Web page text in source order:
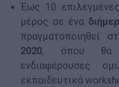
Έως 10
μέρος σε ένα
πραγματοποιηθεί
2020, όπου θα
ενδιαφέρουσες
εκπαιδευτικά